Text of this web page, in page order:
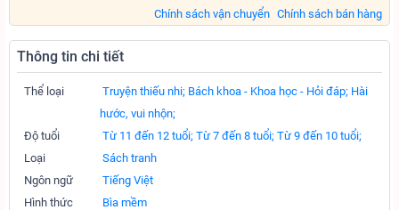
Chính sách bán hàng
Chính sách vận chuyển
Thông tin chi tiết
Thể loại Truyện thiếu nhi; Bách khoa - Khoa học - Hỏi đáp; Hài
hước, vui nhộn;
Độ tuổi
Từ 11 đến 12 tuổi; Từ 7 đến 8 tuổi; Từ 9 đến 10 tuổi;
Loại
Sách tranh
Ngôn ngữ
Tiếng Việt
Hình thức
Bìa mềm